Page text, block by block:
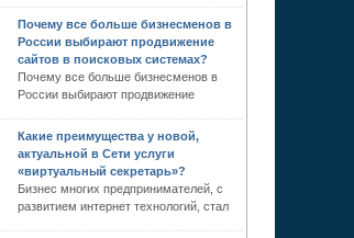
Почему все больше бизнесменов в
России выбирают продвижение
сайтов в поисковых системах?
Почему все больше бизнесменов в
России выбирают продвижение
Какие преимущества у новой,
актуальной в Сети услуги
«виртуальный секретарь»?
Бизнес многих предпринимателей, с
развитием интернет технологий, стал